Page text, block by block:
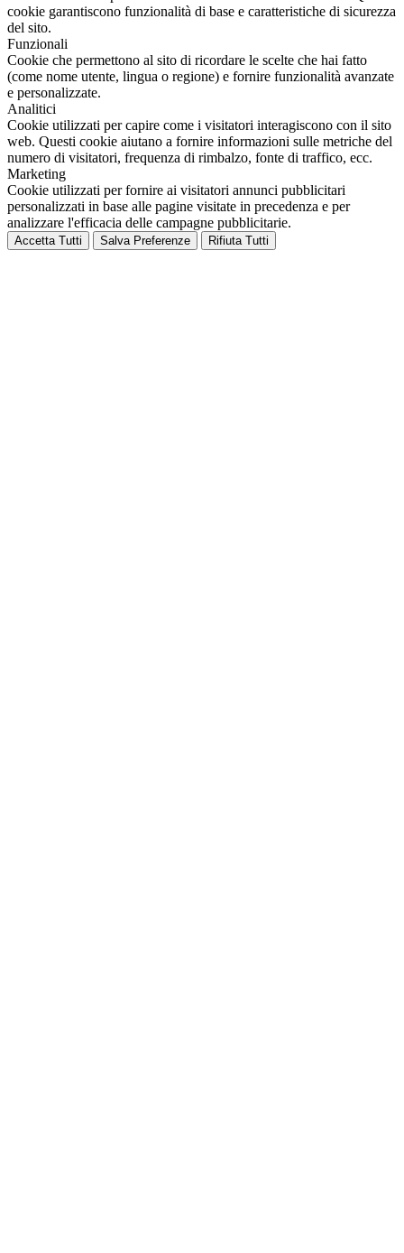
cookie garantiscono funzionalità di base e caratteristiche di sicurezza
del sito.
Funzionali
Cookie che permettono al sito di ricordare le scelte che hai fatto
(come nome utente, lingua o regione) e fornire funzionalità avanzate
e personalizzate.
Analitici
Cookie utilizzati per capire come i visitatori interagiscono con il sito
web. Questi cookie aiutano a fornire informazioni sulle metriche del
numero di visitatori, frequenza di rimbalzo, fonte di traffico, ecc.
Marketing
Cookie utilizzati per fornire ai visitatori annunci pubblicitari
personalizzati in base alle pagine visitate in precedenza e per
analizzare l'efficacia delle campagne pubblicitarie.
Accetta Tutti Salva Preferenze Rifiuta Tutti